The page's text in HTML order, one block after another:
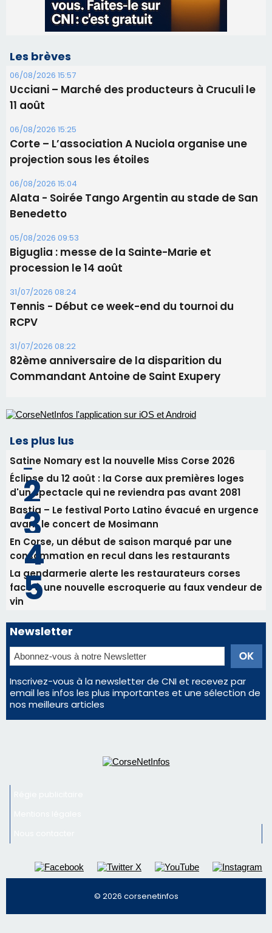
06/08/2026 15:25
Corte – L’association A Nuciola organise une
06/08/2026 15:04
Alata - Soirée Tango Argentin au stade de San
Benedetto
05/08/2026 09:53
Biguglia : messe de la Sainte-Marie et
procession le 14 août
31/07/2026 08:24
Tennis - Début ce week-end du tournoi du
RCPV
31/07/2026 08:22
82ème anniversaire de la disparition du
Commandant Antoine de Saint Exupery
Les plus lus
Satine Nomary est la nouvelle Miss Corse 2026
Éclipse du 12 août : la Corse aux premières loges
d'un spectacle qui ne reviendra pas avant 2081
avant le concert de Mosimann
consommation en recul dans les restaurants
La gendarmerie alerte les restaurateurs corses
face à une nouvelle escroquerie au faux vendeur de
vin
Newsletter
Inscrivez-vous à la newsletter de CNI et recevez par
email les infos les plus importantes et une sélection de
nos meilleurs articles
Régie publicitaire
Mentions légales
Nous contacter